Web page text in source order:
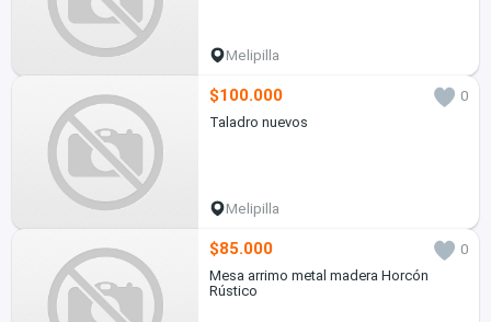
Melipilla
$100.000
0
Taladro nuevos
Melipilla
$85.000
0
Mesa arrimo metal madera Horcón
Rústico